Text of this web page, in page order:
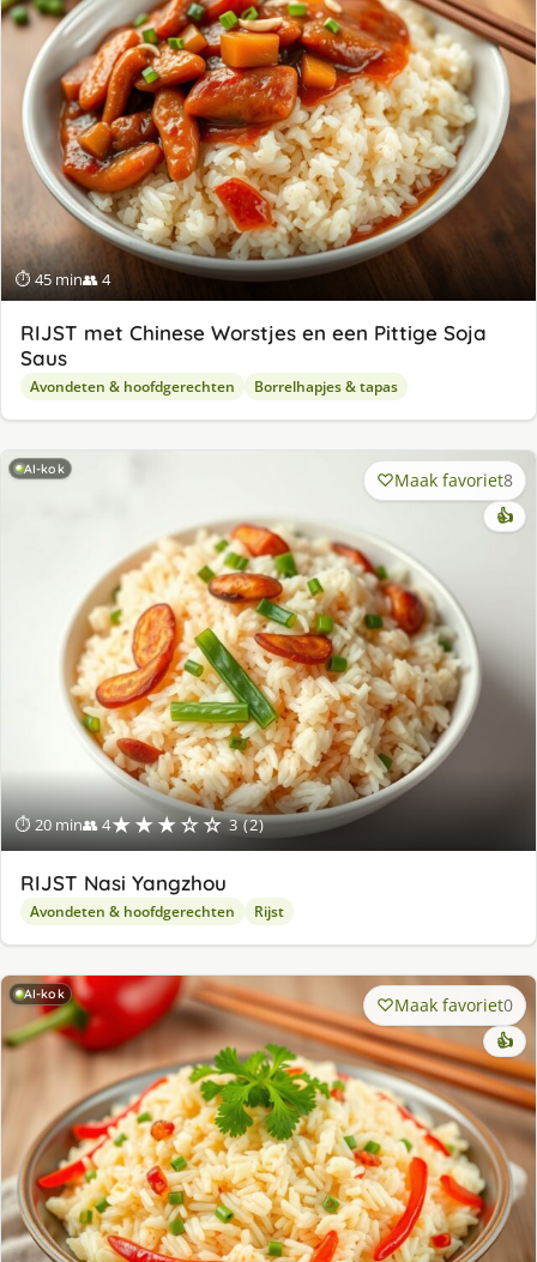
⏱ 45 min👥 4
RIJST met Chinese Worstjes en een Pittige Soja
Saus
Avondeten & hoofdgerechten Borrelhapjes & tapas
AI-kok
⏱ 20 min👥 4★★★☆☆ 3 (2)
Maak favoriet8
👍
RIJST Nasi Yangzhou
Avondeten & hoofdgerechten Rijst
AI-kok Maak favoriet0
👍